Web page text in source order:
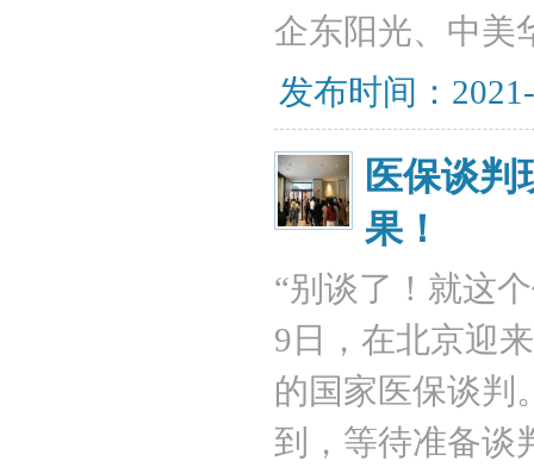
企东阳光、中美
发布时间：
医保谈判
果！
“别谈了！就这
9日，在北京迎
的国家医保谈判
到，等待准备谈